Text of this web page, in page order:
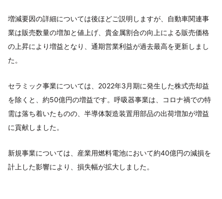
増減要因の詳細については後ほどご説明しますが、自動車関連事
業は販売数量の増加と値上げ、貴金属割合の向上による販売価格
の上昇により増益となり、通期営業利益が過去最高を更新しまし
た。
セラミック事業については、2022年3月期に発生した株式売却益
を除くと、約50億円の増益です。呼吸器事業は、コロナ禍での特
需は落ち着いたものの、半導体製造装置用部品の出荷増加が増益
に貢献しました。
新規事業については、産業用燃料電池において約40億円の減損を
計上した影響により、損失幅が拡大しました。